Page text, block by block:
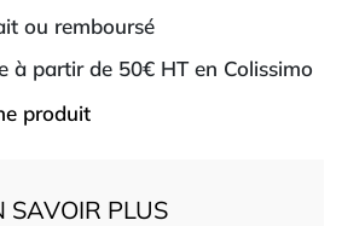
ou remboursé
à partir de 50€ HT en Colissimo
produit
SAVOIR PLUS